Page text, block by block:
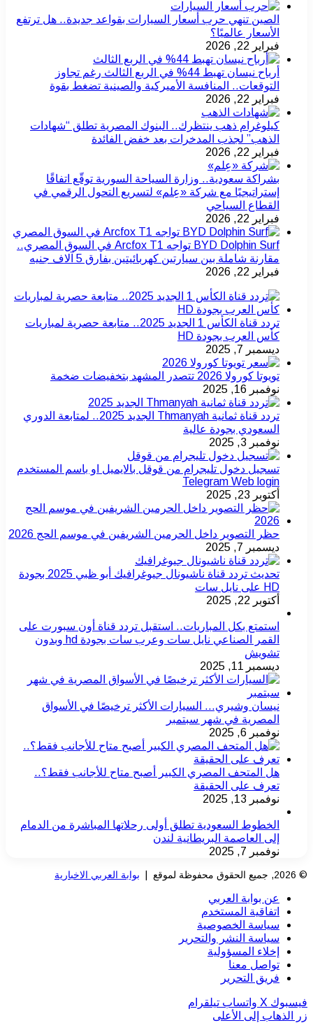
الصين تنهي حرب أسعار السيارات بقواعد جديدة.. هل ترتفع
الأسعار عالميًا؟
فبراير 22, 2026
أرباح نيسان تهبط 44% في الربع الثالث رغم تجاوز
التوقعات.. المنافسة الأميركية والصينية تضغط بقوة
فبراير 22, 2026
كيلوغرام ذهب ينتظرك.. البنوك المصرية تطلق “شهادات
الذهب” لجذب المدخرات بعد خفض الفائدة
فبراير 22, 2026
بشراكة سعودية.. وزارة السياحة السورية توقّع اتفاقًا
إستراتيجيًا مع شركة «عِلم» لتسريع التحول الرقمي في
القطاع السياحي
فبراير 22, 2026
BYD Dolphin Surf تواجه Arcfox T1 في السوق المصري..
مقارنة شاملة بين سيارتين كهربائيتين بفارق 5 آلاف جنيه
فبراير 22, 2026
تردد قناة الكأس 1 الجديد 2025.. متابعة حصرية لمباريات
كأس العرب بجودة HD
ديسمبر 7, 2025
تويوتا كورولا 2026 تتصدر المشهد بتخفيضات ضخمة
نوفمبر 16, 2025
تردد قناة ثمانية Thmanyah الجديد 2025.. لمتابعة الدوري
السعودي بجودة عالية
نوفمبر 3, 2025
تسجيل دخول تليجرام من قوقل بالايميل او باسم المستخدم
Telegram Web login
أكتوبر 23, 2025
حظر التصوير داخل الحرمين الشريفين في موسم الحج 2026
ديسمبر 7, 2025
تحديث تردد قناة ناشيونال جيوغرافيك أبو ظبي 2025 بجودة
HD على نايل سات
أكتوبر 22, 2025
استمتع بكل المباريات.. استقبل تردد قناة أون سبورت على
القمر الصناعي نايل سات وعرب سات بجودة hd وبدون
تشويش
ديسمبر 11, 2025
نيسان وشيري… السيارات الأكثر ترخيصًا في الأسواق
المصرية في شهر سبتمبر
نوفمبر 6, 2025
هل المتحف المصري الكبير أصبح متاح للأجانب فقط؟..
تعرف على الحقيقة
نوفمبر 13, 2025
الخطوط السعودية تطلق أولى رحلاتها المباشرة من الدمام
إلى العاصمة البريطانية لندن
نوفمبر 7, 2025
© 2026, جميع الحقوق محفوظة لموقع | بوابة العربي الاخبارية
عن بوابة العربي
اتفاقية المستخدم
سياسة الخصوصية
سياسة النشر والتحرير
إخلاء المسؤولية
تواصل معنا
فريق التحرير
فيسبوك ‫X واتساب تيلقرام
زر الذهاب إلى الأعلى